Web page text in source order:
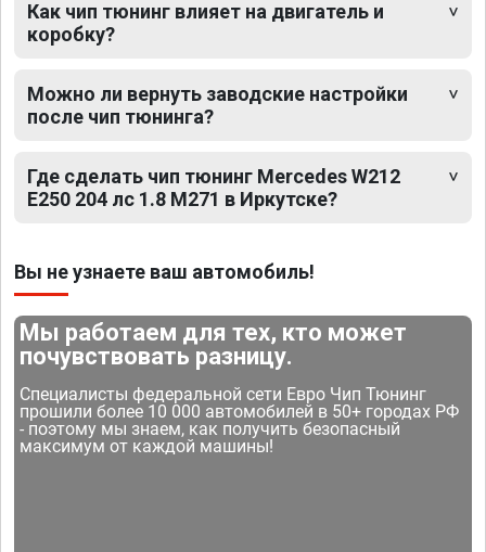
Как чип тюнинг влияет на двигатель и
коробку?
Можно ли вернуть заводские настройки
после чип тюнинга?
Где сделать чип тюнинг Mercedes W212
E250 204 лс 1.8 M271 в Иркутске?
Вы не узнаете ваш автомобиль!
Мы работаем для тех, кто может
почувствовать разницу.
Специалисты федеральной сети Евро Чип Тюнинг
прошили более 10 000 автомобилей в 50+ городах РФ
- поэтому мы знаем, как получить безопасный
максимум от каждой машины!